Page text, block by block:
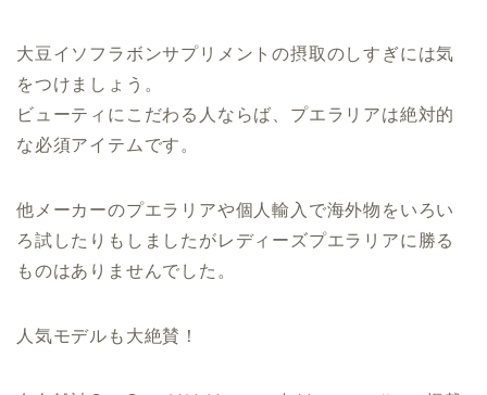
大豆イソフラボンサプリメントの摂取のしすぎには気
をつけましょう。
ビューティにこだわる人ならば、プエラリアは絶対的
な必須アイテムです。
他メーカーのプエラリアや個人輸入で海外物をいろい
ろ試したりもしましたがレディーズプエラリアに勝る
ものはありませんでした。
人気モデルも大絶賛！